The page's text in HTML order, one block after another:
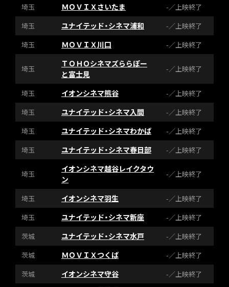
埼玉
ＭＯＶＩＸさいたま
-／上映終了
埼玉
ユナイテッド・シネマ浦和
-／上映終了
埼玉
ＭＯＶＩＸ川口 -／上映終了
埼玉
ＴＯＨＯシネマズららぽー
と富士見
-／上映終了
埼玉 イオンシネマ熊谷
-／上映終了
埼玉
ユナイテッド・シネマ入間
-／上映終了
埼玉
ユナイテッド・シネマわかば
-／上映終了
埼玉
ユナイテッド・シネマ春日部 -／上映終了
埼玉
イオンシネマ越谷レイクタウ
ン
-／上映終了
埼玉 イオンシネマ羽生
-／上映終了
埼玉
ユナイテッド・シネマ新座
-／上映終了
茨城
ユナイテッド・シネマ水戸
-／上映終了
茨城
ＭＯＶＩＸつくば
-／上映終了
茨城
イオンシネマ守谷
-／上映終了